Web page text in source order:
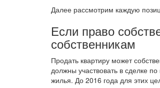
Далее рассмотрим каждую
Если право
собственникам
Продать квартиру может
должны участвовать в сделке
жилья. До 2016 года для этих